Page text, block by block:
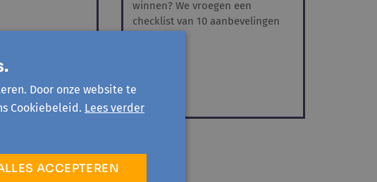
winnen? We vroegen een
checklist van 10 aanbevelingen
Door onze website te
Cookiebeleid. Lees verder
ACCEPTEREN